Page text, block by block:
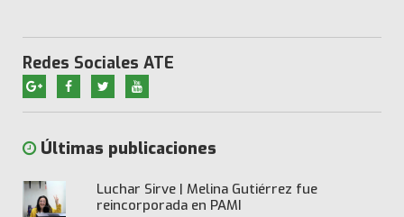
Redes Sociales ATE
Últimas publicaciones
Luchar Sirve | Melina Gutiérrez fue
reincorporada en PAMI